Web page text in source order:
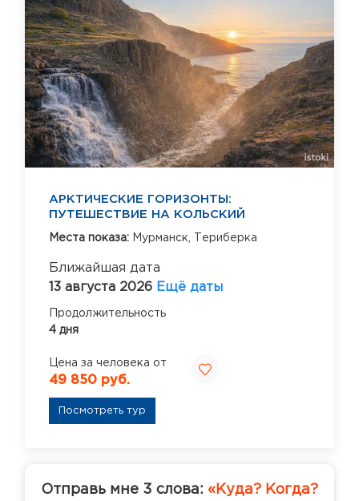
АРКТИЧЕСКИЕ ГОРИЗОНТЫ:
ПУТЕШЕСТВИЕ НА КОЛЬСКИЙ
Места показа: Мурманск, Териберка
Ближайшая дата
13 августа 2026 Ещё даты
Продолжительность
4 дня
Цена за человека от
49 850 руб.
Посмотреть тур
Отправь мне 3 слова: «Куда? Когда?